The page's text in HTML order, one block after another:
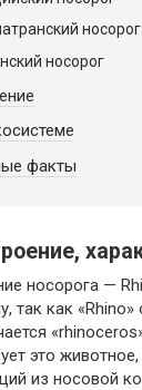
носорог
носорог
факты
носорога —
так как «Rhino»
это
из носовой